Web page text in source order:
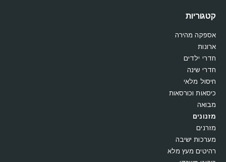
E-MAIL:
קטגוריות